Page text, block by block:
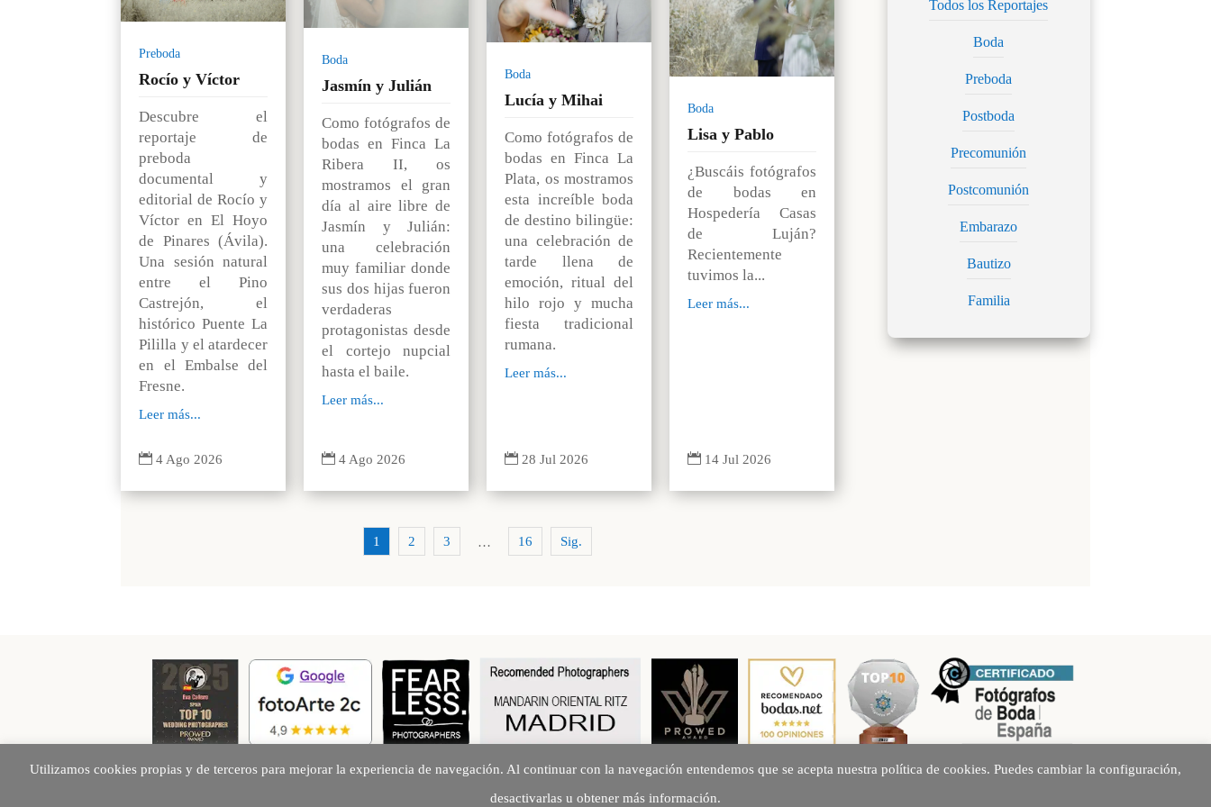
Preboda
Rocío y Víctor
Descubre el
reportaje de
preboda
documental y
editorial de Rocío y
Víctor en El Hoyo
de Pinares (Ávila).
Una sesión natural
entre el Pino
Castrejón, el
histórico Puente La
Pililla y el atardecer
en el Embalse del
Fresne.
Leer más...
 4 Ago 2026
Boda
Jasmín y Julián
Como fotógrafos de
bodas en Finca La
Ribera II, os
mostramos el gran
día al aire libre de
Jasmín y Julián:
una celebración
muy familiar donde
sus dos hijas fueron
verdaderas
protagonistas desde
el cortejo nupcial
hasta el baile.
Leer más...
 4 Ago 2026
Boda
Lucía y Mihai
Como fotógrafos de
bodas en Finca La
Plata, os mostramos
esta increíble boda
de destino bilingüe:
una celebración de
tarde llena de
emoción, ritual del
hilo rojo y mucha
fiesta tradicional
rumana.
Leer más...
 28 Jul 2026
Boda
Lisa y Pablo
¿Buscáis fotógrafos
de bodas en
Hospedería Casas
de Luján?
Recientemente
tuvimos la...
Leer más...
 14 Jul 2026
1 2 3 … 16 Sig.
Todos los Reportajes
Boda
Preboda
Postboda
Precomunión
Postcomunión
Embarazo
Bautizo
Familia
Utilizamos cookies propias y de terceros para mejorar la experiencia de navegación. Al continuar con la navegación entendemos que se acepta nuestra política de cookies. Puedes cambiar la configuración,
desactivarlas u obtener más información.